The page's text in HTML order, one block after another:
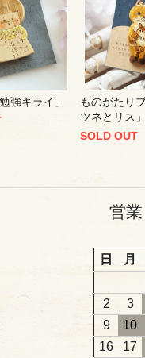
強キライ」
ものがたり
ツネとリス」
SOLD OUT
営
日
月
2
3
9
10
16
17